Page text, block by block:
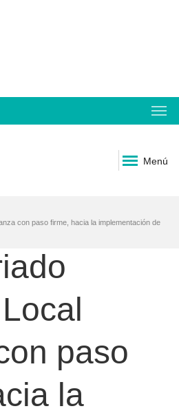
Menú
con paso firme, hacia la implementación de
paso
la